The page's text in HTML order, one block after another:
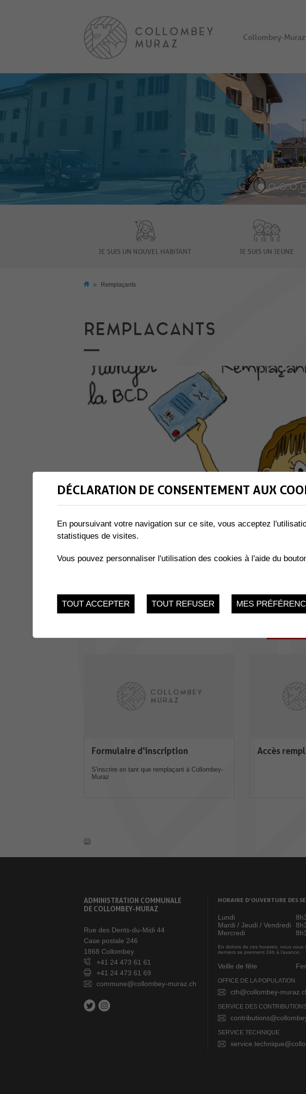
Collombey-Muraz
JE SUIS UN NOUVEL HABITANT JE SUIS UN JEUNE
> Remplaçants
REMPLACANTS
Formulaire d'inscription
S'inscrire en tant que remplaçant à Collombey-
Muraz
Accès
ADMINISTRATION COMMUNALE
DE COLLOMBEY-MURAZ
Rue des Dents-du-Midi 44
Case postale 246
1868 Collombey
+41 24 473 61 61
+41 24 473 61 69
commune@collombey-muraz.ch
HORAIRE D’OUVERTURE DES
Lundi
Mardi / Jeudi / Vendredi
Mercredi
En dehors de ces horaires, nous
derniers se prennent 24h à l’avance.
Veille de fête
OFFICE DE LA POPULATION
cth@collombey-
SERVICE DES
SERVICE TECHNIQUE
DÉCLARATION DE CONSENTEMENT AUX
En poursuivant votre navigation sur ce site, vous acceptez
statistiques de visites.
Vous pouvez personnaliser l'utilisation des cookies à l'aide du
TOUT ACCEPTER TOUT REFUSER MES